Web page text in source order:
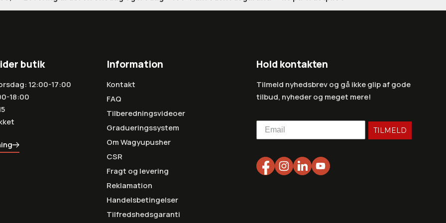
butik
12:00-17:00
18:00
Information
Kontakt
FAQ
Tilberedningsvideoer
Gradueringssystem
Om Wagyupusher
CSR
Fragt og levering
Reklamation
Handelsbetingelser
Tilfredshedsgaranti
Hold kontakten
Tilmeld nyhedsbrev og gå ikke glip af gode
tilbud, nyheder og meget mere!
TILMELD